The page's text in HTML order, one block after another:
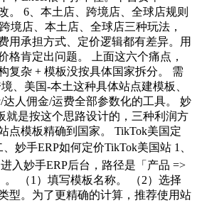
。 6、本土店、跨境店、全球店规则
境店、本土店、全球店三种玩法，
用承担方式、定价逻辑都有差异。用
格肯定出问题。 上面这六个痛点，
复杂 + 模板没按具体国家拆分。 需
、美国-本土这种具体站点建模板、
人佣金/运费全部参数化的工具。 妙
就是按这个思路设计的，三种利润方
点模板精确到国家。 TikTok美国定
妙手ERP如何定价TikTok美国站 1、
入妙手ERP后台，路径是「产品 =>
。 （1）填写模板名称。 （2）选择
型。为了更精确的计算，推荐使用站